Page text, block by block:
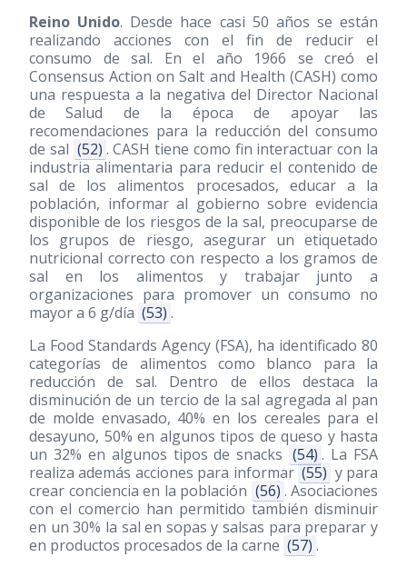
Reino Unido. Desde hace casi 50 años se están
realizando acciones con el fin de reducir el
consumo de sal. En el año 1966 se creó el
Consensus Action on Salt and Health (CASH) como
una respuesta a la negativa del Director Nacional
de Salud de la época de apoyar las
recomendaciones para la reducción del consumo
de sal (52) . CASH tiene como fin interactuar con la
industria alimentaria para reducir el contenido de
sal de los alimentos procesados, educar a la
población, informar al gobierno sobre evidencia
disponible de los riesgos de la sal, preocuparse de
los grupos de riesgo, asegurar un etiquetado
nutricional correcto con respecto a los gramos de
sal en los alimentos y trabajar junto a
organizaciones para promover un consumo no
mayor a 6 g/día (53) .
La Food Standards Agency (FSA), ha identificado 80
categorías de alimentos como blanco para la
reducción de sal. Dentro de ellos destaca la
disminución de un tercio de la sal agregada al pan
de molde envasado, 40% en los cereales para el
desayuno, 50% en algunos tipos de queso y hasta
un 32% en algunos tipos de snacks (54) . La FSA
realiza además acciones para informar (55) y para
crear conciencia en la población (56) . Asociaciones
con el comercio han permitido también disminuir
en un 30% la sal en sopas y salsas para preparar y
en productos procesados de la carne (57) .